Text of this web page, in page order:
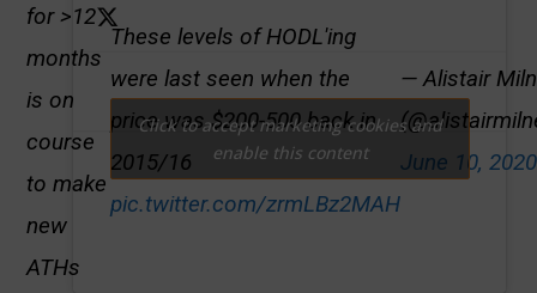
for >12
months
is on
course
to make
new
ATHs
These levels of HODL'ing
were last seen when the
price was $200-500 back in
2015/16
pic.twitter.com/zrmLBz2MAH
— Alistair
June 10, 2020
Click to accept marketing cookies and
enable this content